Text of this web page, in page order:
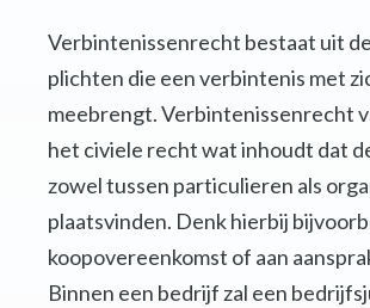
Verbintenissenrecht bestaat uit
plichten die een verbintenis met
meebrengt. Verbintenissenrecht
het civiele recht wat inhoudt dat
zowel tussen particulieren als
plaatsvinden. Denk hierbij
koopovereenkomst of aan
Binnen een bedrijf zal een